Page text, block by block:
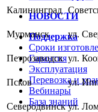
НОВОСТИ
Поддержка
Сроки
Гарантия
Эксплуатация
Перевозка и
Вебинары
База знаний
Калининград
Мурманск ул.
Петрозаводск ул.
Псков ул.
Северодвинск ул.